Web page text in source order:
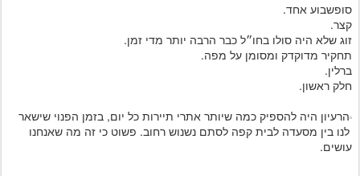
סופשבוע אחד.
קצר.
זוג שלא היה סולו בחו״ל כבר הרבה יותר מדי זמן.
תחקיר מדוקדק ומסומן על מפה.
ברלין.
חלק ראשון.
הרעיון היה להספיק כמה שיותר אתרי תיירות כל יום, בזמן הפנוי שישאר
לנו בין מסעדה לבית קפה לסתם נשנוש רחוב. פשוט כי זה מה שאנחנו
עושים.